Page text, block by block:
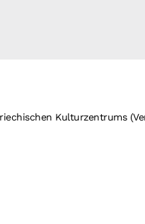
Kulturzentrums